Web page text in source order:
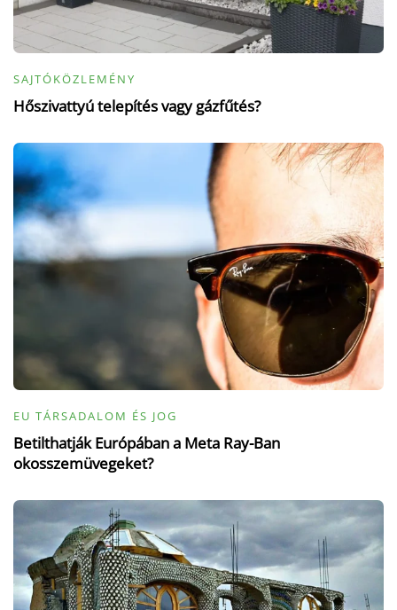
SAJTÓKÖZLEMÉNY
Hőszivattyú telepítés vagy gázfűtés?
EU TÁRSADALOM ÉS JOG
Betilthatják Európában a Meta Ray-Ban
okosszemüvegeket?